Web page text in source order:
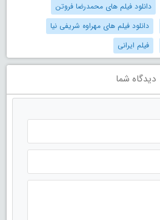
دانلود فیلم های محمدرضا فروتن
دانلود فیلم های مهراوه شریفی نیا
فیلم ایرانی
دیدگاه شما